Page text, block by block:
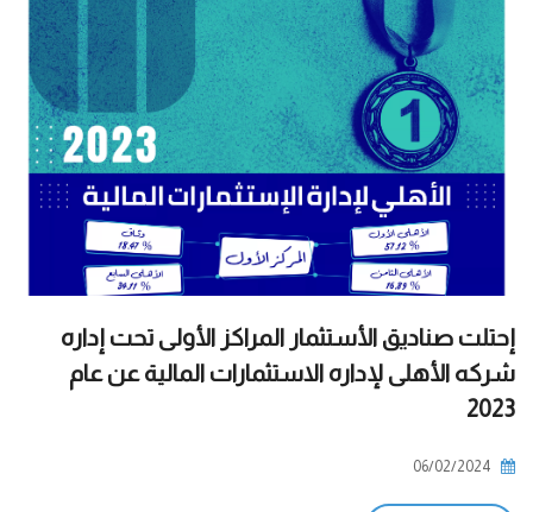
إحتلت صناديق الأستثمار المراكز الأولى تحت إداره
شركه الأهلى لإداره الاستثمارات المالية عن عام
2023
06/02/2024